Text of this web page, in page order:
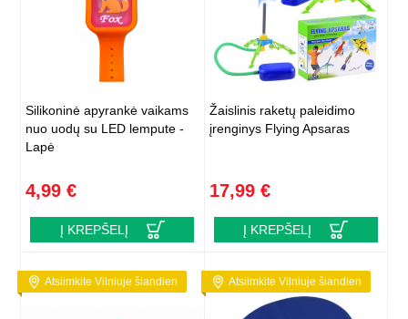
Silikoninė apyrankė vaikams
nuo uodų su LED lempute -
Lapė
4,99 €
Į KREPŠELĮ
Žaislinis raketų paleidimo
įrenginys Flying Apsaras
17,99 €
Į KREPŠELĮ
Atsiimkite Vilniuje šiandien Atsiimkite Vilniuje šiandien